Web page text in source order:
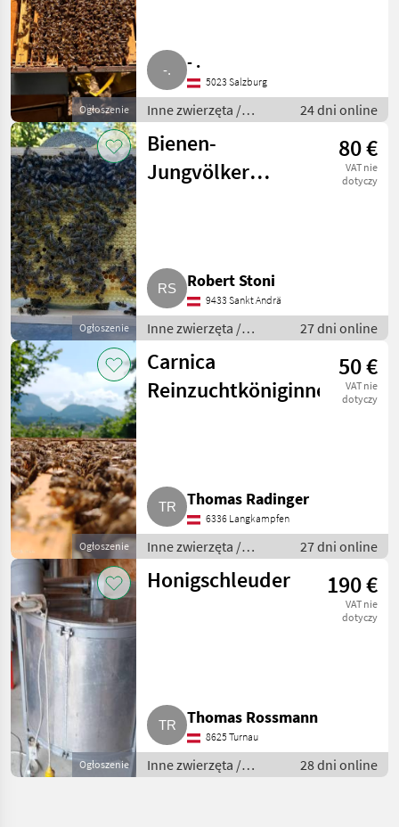
Ogłoszenie
- .
5023 Salzburg
Inne zwierzęta /
Pszczoły i
pszczelarstwo
24 dni online
Ogłoszenie
Bienen-
Jungvölker
80 €
VAT nie
dotyczy
Robert Stoni
9433 Sankt Andrä
Inne zwierzęta /
Pszczoły i
pszczelarstwo
27 dni online
Ogłoszenie
Carnica
Reinzuchtköniginnen
50 €
VAT nie
dotyczy
Thomas Radinger
6336 Langkampfen
Inne zwierzęta /
Pszczoły i
pszczelarstwo
27 dni online
Ogłoszenie
Honigschleuder 190 €
VAT nie
dotyczy
Thomas Rossmann
8625 Turnau
Inne zwierzęta /
Pszczoły i
28 dni online